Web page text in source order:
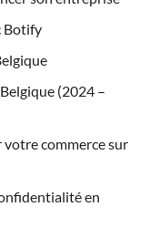
Botify
(2024 –
commerce sur
en